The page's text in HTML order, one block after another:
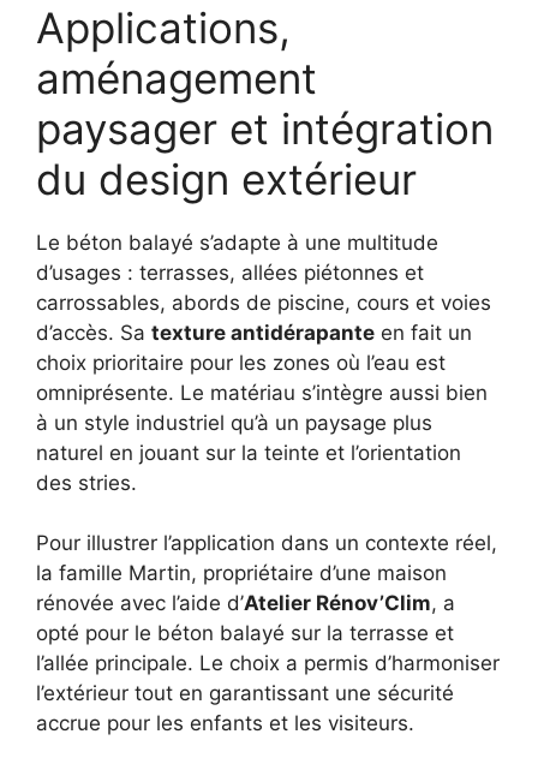
Applications,
aménagement
paysager et intégration
du design extérieur
Le béton balayé s’adapte à une multitude
d’usages : terrasses, allées piétonnes et
carrossables, abords de piscine, cours et voies
d’accès. Sa texture antidérapante en fait un
choix prioritaire pour les zones où l’eau est
omniprésente. Le matériau s’intègre aussi bien
à un style industriel qu’à un paysage plus
naturel en jouant sur la teinte et l’orientation
des stries.
Pour illustrer l’application dans un contexte réel,
la famille Martin, propriétaire d’une maison
rénovée avec l’aide d’Atelier Rénov’Clim, a
opté pour le béton balayé sur la terrasse et
l’allée principale. Le choix a permis d’harmoniser
l’extérieur tout en garantissant une sécurité
accrue pour les enfants et les visiteurs.